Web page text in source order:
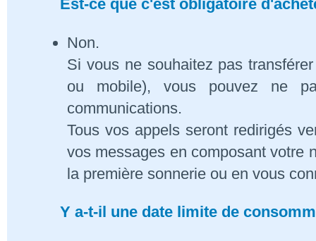
Est-ce que c'est obligatoire
Non.
Si vous ne souhaitez pas
ou mobile), vous pouvez ne
communications.
Tous vos appels seront redirigés
vos messages en composant votre
la première sonnerie ou en vous
Y a-t-il une date limite de